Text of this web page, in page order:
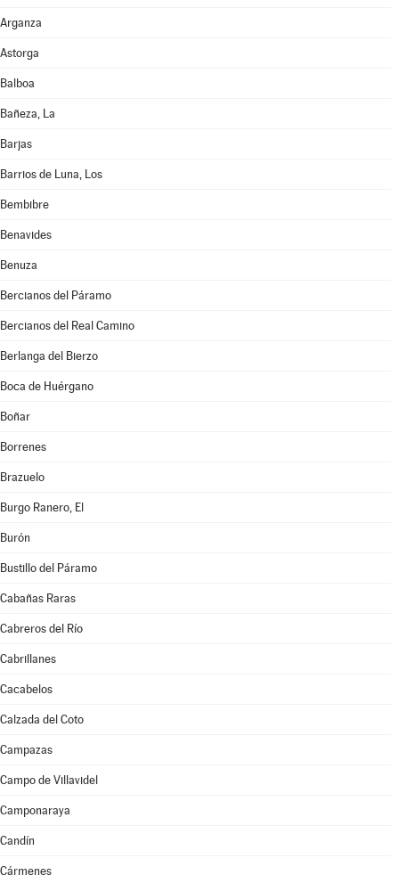
Arganza
Astorga
Balboa
Bañeza, La
Barjas
Barrios de Luna, Los
Bembibre
Benavides
Benuza
Bercianos del Páramo
Bercianos del Real Camino
Berlanga del Bierzo
Boca de Huérgano
Boñar
Borrenes
Brazuelo
Burgo Ranero, El
Burón
Bustillo del Páramo
Cabañas Raras
Cabreros del Río
Cabrillanes
Cacabelos
Calzada del Coto
Campazas
Campo de Villavidel
Camponaraya
Candín
Cármenes